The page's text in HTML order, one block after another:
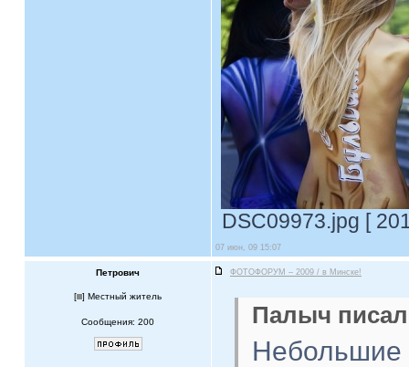
DSC09973.jpg [
07 июн, 09 15:07
Петрович ФОТОФОРУМ – 2009 / в Минске!
[ ] Местный житель
Сообщения: 200 Палыч
Небольшие